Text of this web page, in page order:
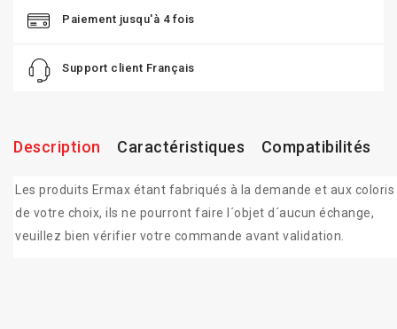
Paiement jusqu'à 4 fois
Support client Français
Description Caractéristiques Compatibilités
Les produits Ermax étant fabriqués à la demande et aux coloris
de votre choix, ils ne pourront faire l´objet d´aucun échange,
veuillez bien vérifier votre commande avant validation.